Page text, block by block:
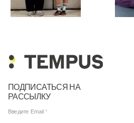
ПОДПИСАТЬСЯ НА
РАССЫЛКУ
Введите Email